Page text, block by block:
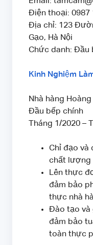
Điện thoại: 0987
Địa chỉ: 123
Gạo, Hà Nội
Chức danh: Đầu
Kinh Nghiệm
Nhà hàng Hoàng
Đầu bếp chính
Tháng 1/2020 –
Chỉ đạo và
chất lượng
Lên thực
đảm bảo
thực nhà
Đào tạo và
đảm bảo
toàn thực